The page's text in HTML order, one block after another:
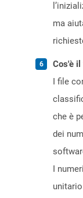
ma
Cos'è il
I file
che è
dei
I